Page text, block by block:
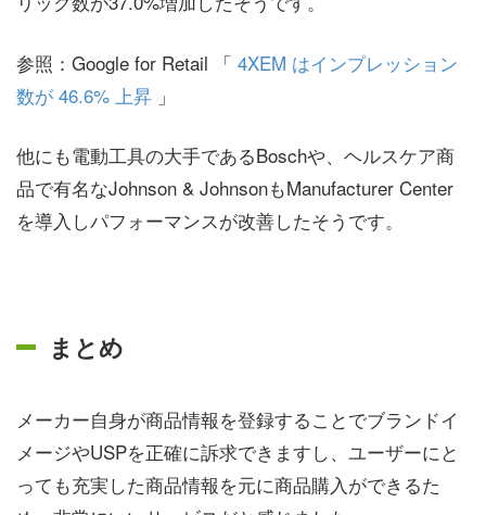
参照：Google for Retail 「 4XEM はインプレッション
数が 46.6% 上昇 」
他にも電動工具の大手であるBoschや、ヘルスケア商
品で有名なJohnson & JohnsonもManufacturer Center
を導入しパフォーマンスが改善したそうです。
まとめ
メーカー自身が商品情報を登録することでブランドイ
メージやUSPを正確に訴求できますし、ユーザーにと
っても充実した商品情報を元に商品購入ができるた